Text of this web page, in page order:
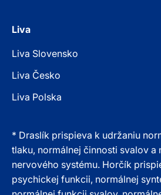
Liva
Liva Slovensko
Liva Česko
Liva Polska
* Draslík prispieva k udržaniu
tlaku, normálnej činnosti svalov a
nervového systému. Horčík
psychickej funkcii, normálnej